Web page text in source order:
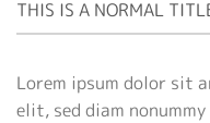
THIS IS A NORMAL
Lorem ipsum dolor sit
elit, sed diam